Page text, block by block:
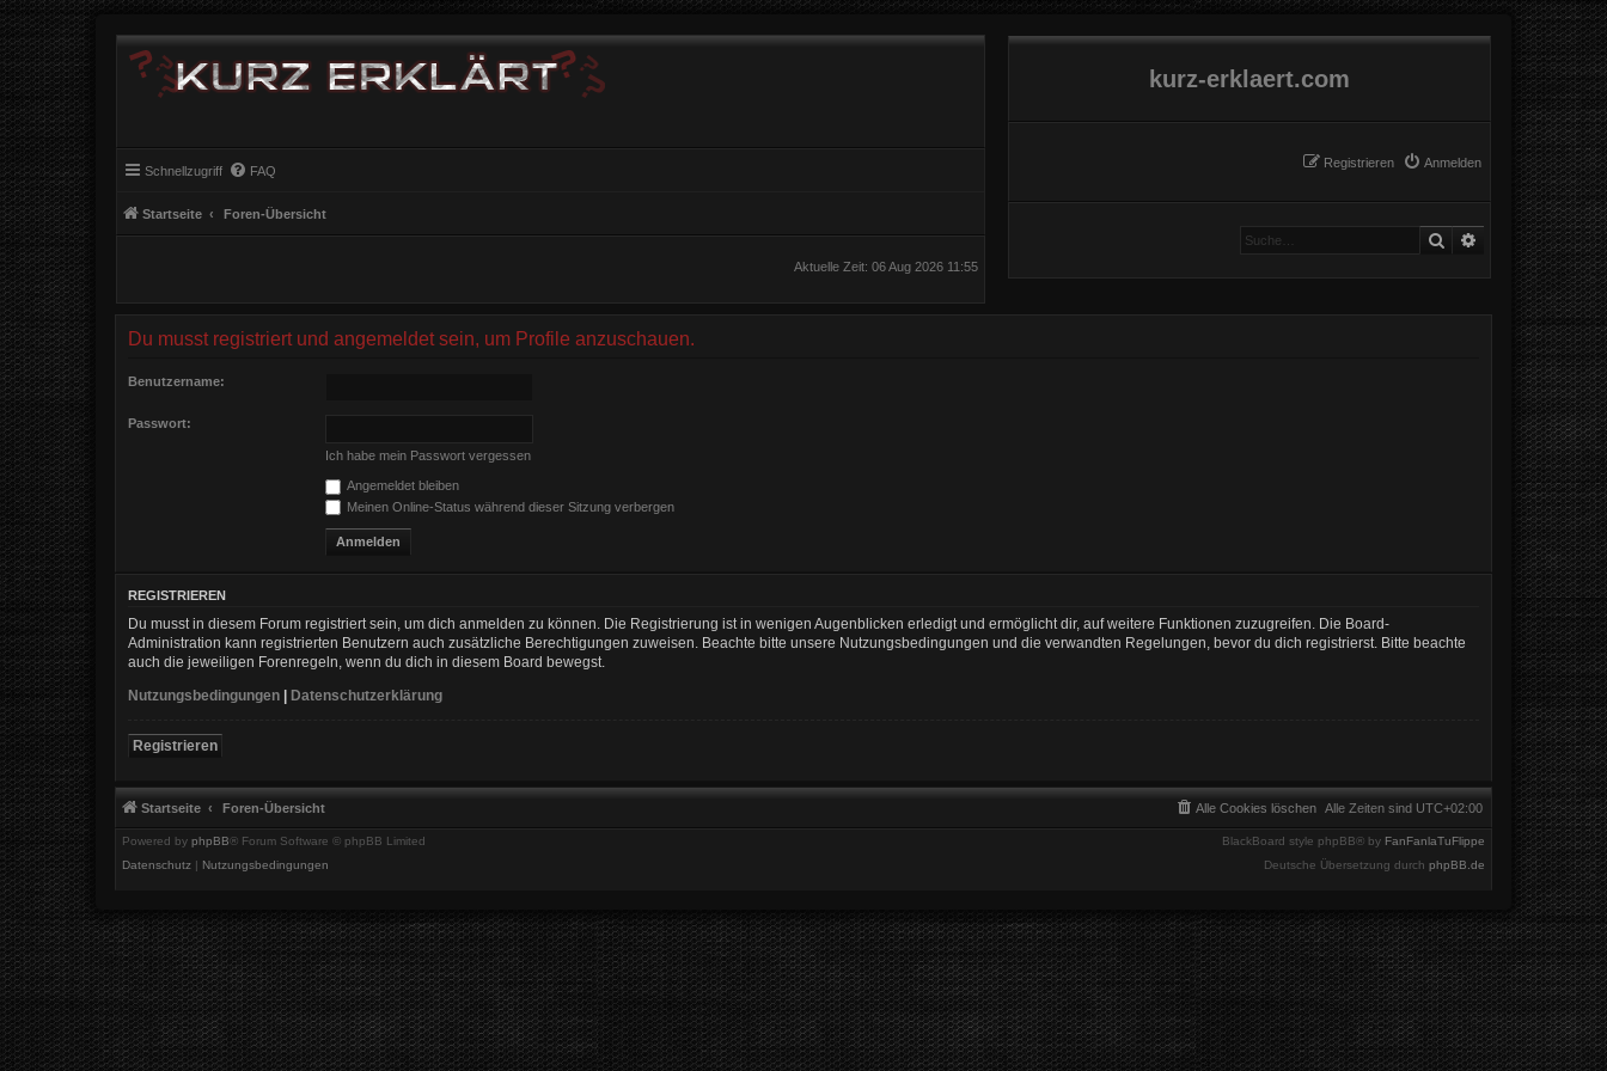
kurz-erklaert.com
Anmelden
Registrieren
Schnellzugriff FAQ
Startseite Foren-Übersicht
Suche Erweiterte Suche
Aktuelle Zeit: 06 Aug 2026 11:55
Du musst registriert und angemeldet sein, um Profile anzuschauen.
Benutzername:
Passwort:
Ich habe mein Passwort vergessen
Angemeldet bleiben
Meinen Online-Status während dieser Sitzung verbergen
REGISTRIEREN
Du musst in diesem Forum registriert sein, um dich anmelden zu können. Die Registrierung ist in wenigen Augenblicken erledigt und ermöglicht dir, auf weitere Funktionen zuzugreifen. Die Board-
Administration kann registrierten Benutzern auch zusätzliche Berechtigungen zuweisen. Beachte bitte unsere Nutzungsbedingungen und die verwandten Regelungen, bevor du dich registrierst. Bitte beachte
auch die jeweiligen Forenregeln, wenn du dich in diesem Board bewegst.
Nutzungsbedingungen | Datenschutzerklärung
Registrieren
Startseite Foren-Übersicht Alle Zeiten sind UTC+02:00
Alle Cookies löschen
Powered by phpBB® Forum Software © phpBB Limited BlackBoard style phpBB® by FanFanlaTuFlippe
Deutsche Übersetzung durch phpBB.de
Datenschutz | Nutzungsbedingungen